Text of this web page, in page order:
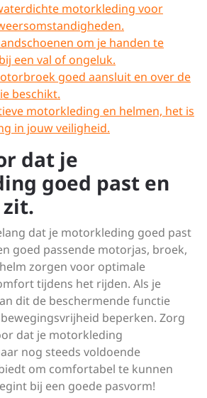
motorkleding voor
om je handen te
een val of ongeluk.
goed aansluit en over de
beschikt.
motorkleding en helmen, het is
in jouw veiligheid.
dat je
goed past en
dat je motorkleding goed past
goed passende motorjas, broek,
zorgen voor optimale
tijdens het rijden. Als je
dit de beschermende functie
beperken. Zorg
dat je motorkleding
nog steeds voldoende
om comfortabel te kunnen
bij een goede pasvorm!